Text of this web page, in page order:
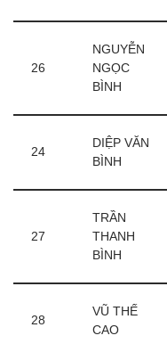
26
NGUYỄN
NGỌC
BÌNH
24
DIỆP VĂN
BÌNH
27
TRẦN
THANH
BÌNH
28
VŨ THẾ
CAO